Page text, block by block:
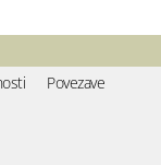
Povezave